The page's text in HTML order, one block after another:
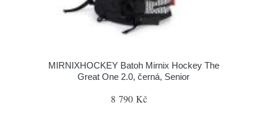
MIRNIXHOCKEY Batoh Mirnix Hockey The
Great One 2.0, černá, Senior
8 790 Kč